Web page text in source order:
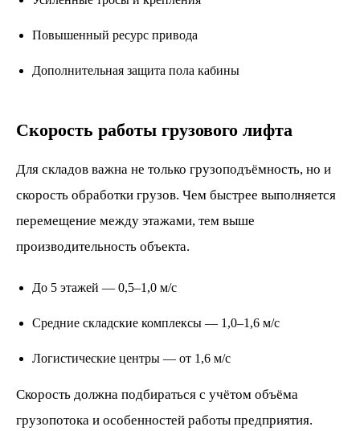
Повышенный ресурс привода
Дополнительная защита пола кабины
Скорость работы грузового лифта
Для складов важна не только грузоподъёмность, но и
скорость обработки грузов. Чем быстрее выполняется
перемещение между этажами, тем выше
производительность объекта.
До 5 этажей — 0,5–1,0 м/с
Средние складские комплексы — 1,0–1,6 м/с
Логистические центры — от 1,6 м/с
Скорость должна подбираться с учётом объёма
грузопотока и особенностей работы предприятия.